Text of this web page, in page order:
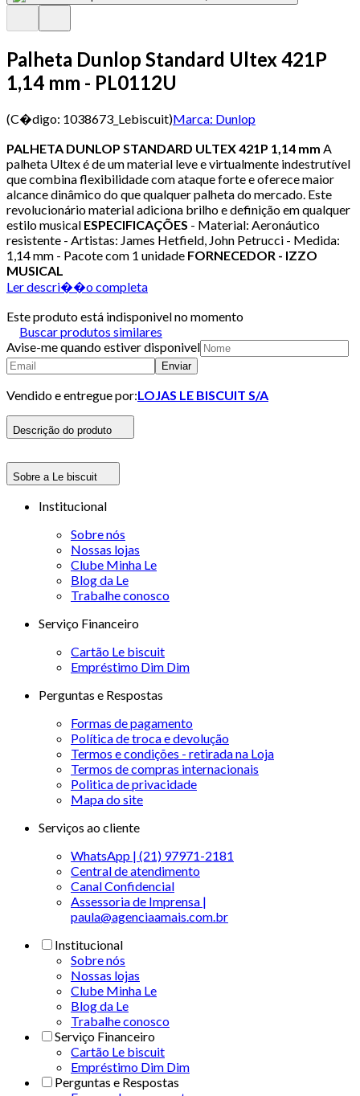
Palheta Dunlop Standard Ultex 421P
1,14 mm - PL0112U
(C�digo: 1038673_Lebiscuit)Marca: Dunlop
PALHETA DUNLOP STANDARD ULTEX 421P 1,14 mm A
palheta Ultex é de um material leve e virtualmente indestrutível
que combina flexibilidade com ataque forte e oferece maior
alcance dinâmico do que qualquer palheta do mercado. Este
revolucionário material adiciona brilho e definição em qualquer
estilo musical ESPECIFICAÇÕES - Material: Aeronáutico
resistente - Artistas: James Hetfield, John Petrucci - Medida:
1,14 mm - Pacote com 1 unidade FORNECEDOR - IZZO
MUSICAL
Ler descri��o completa
Este produto está indisponivel no momento
Buscar produtos similares
Avise-me quando estiver disponivel
Enviar
Vendido e entregue por:LOJAS LE BISCUIT S/A
Descrição do produto
Sobre a Le biscuit
Institucional
Sobre nós
Nossas lojas
Clube Minha Le
Blog da Le
Trabalhe conosco
Serviço Financeiro
Cartão Le biscuit
Empréstimo Dim Dim
Perguntas e Respostas
Formas de pagamento
Política de troca e devolução
Termos e condições - retirada na Loja
Termos de compras internacionais
Politica de privacidade
Mapa do site
Serviços ao cliente
WhatsApp | (21) 97971-2181
Central de atendimento
Canal Confidencial
Assessoria de Imprensa |
paula@agenciaamais.com.br
Institucional
Sobre nós
Nossas lojas
Clube Minha Le
Blog da Le
Trabalhe conosco
Serviço Financeiro
Cartão Le biscuit
Empréstimo Dim Dim
Perguntas e Respostas